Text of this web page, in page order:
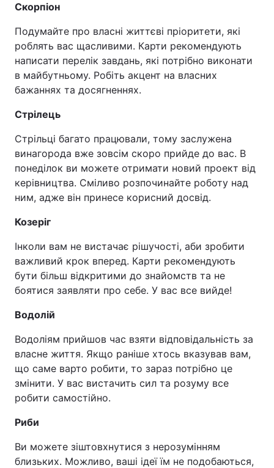
Скорпіон
Подумайте про власні життєві пріоритети, які
роблять вас щасливими. Карти рекомендують
написати перелік завдань, які потрібно виконати
в майбутньому. Робіть акцент на власних
бажаннях та досягненнях.
Стрілець
Стрільці багато працювали, тому заслужена
винагорода вже зовсім скоро прийде до вас. В
понеділок ви можете отримати новий проект від
керівництва. Сміливо розпочинайте роботу над
ним, адже він принесе корисний досвід.
Козеріг
Інколи вам не вистачає рішучості, аби зробити
важливий крок вперед. Карти рекомендують
бути більш відкритими до знайомств та не
боятися заявляти про себе. У вас все вийде!
Водолій
Водоліям прийшов час взяти відповідальність за
власне життя. Якщо раніше хтось вказував вам,
що саме варто робити, то зараз потрібно це
змінити. У вас вистачить сил та розуму все
робити самостійно.
Риби
Ви можете зіштовхнутися з нерозумінням
близьких. Можливо, ваші ідеї їм не подобаються,